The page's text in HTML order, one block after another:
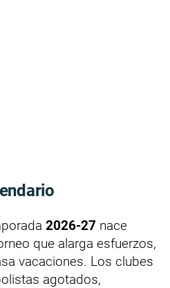
2026-27 nace
que alarga esfuerzos,
vacaciones. Los clubes
agotados,